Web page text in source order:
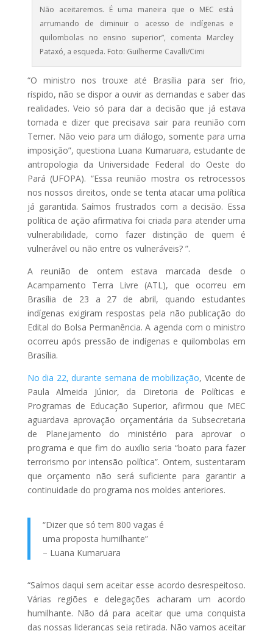
Não aceitaremos. É uma maneira que o MEC está
arrumando de diminuir o acesso de indígenas e
quilombolas no ensino superior”, comenta Marcley
Pataxó, a esqueda. Foto: Guilherme Cavalli/Cimi
“O ministro nos trouxe até Brasília para ser frio,
ríspido, não se dispor a ouvir as demandas e saber das
realidades. Veio só para dar a decisão que já estava
tomada e dizer que precisava sair para reunião com
Temer. Não veio para um diálogo, somente para uma
imposição”, questiona Luana Kumaruara, estudante de
antropologia da Universidade Federal do Oeste do
Pará (UFOPA). “Essa reunião mostra os retrocessos
nos nossos direitos, onde se tenta atacar uma política
já garantida. Saímos frustrados com a decisão. Essa
política de ação afirmativa foi criada para atender uma
vulnerabilidade, como fazer distinção de quem é
vulnerável ou não entre os vulneráveis? ”.
A reunião de ontem estava marcada desde o
Acampamento Terra Livre (ATL), que ocorreu em
Brasília de 23 a 27 de abril, quando estudantes
indígenas exigiram respostas pela não publicação do
Edital do Bolsa Permanência. A agenda com o ministro
ocorreu após pressão de indígenas e quilombolas em
Brasília.
No dia 22, durante semana de mobilização, Vicente de
Paula Almeida Júnior, da Diretoria de Políticas e
Programas de Educação Superior, afirmou que MEC
aguardava aprovação orçamentária da Subsecretaria
de Planejamento do ministério para aprovar o
programa e que fim do auxílio seria “boato para fazer
terrorismo por intensão política”. Ontem, sustentaram
que orçamento não será suficiente para garantir a
continuidade do programa nos moldes anteriores.
“Dizer que só tem 800 vagas é
uma proposta humilhante”
– Luana Kumaruara
“Saímos daqui sem aceitar esse acordo desrespeitoso.
Várias regiões e delegações acharam um acordo
humilhante. Não dá para aceitar que uma conquista
das nossas lideranças seja retirada. Não vamos aceitar